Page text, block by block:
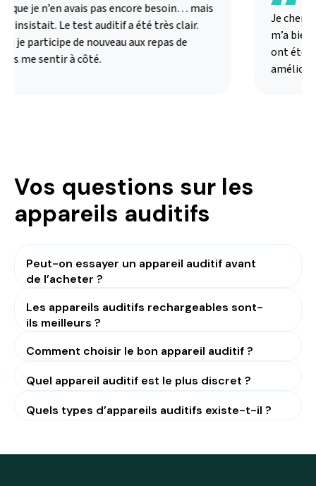
que je n’en avais pas encore besoin… mais
insistait. Le test auditif a été très clair.
je participe de nouveau aux repas de
me sentir à côté.
Je
m’a bien
ont été
amélioré
Vos questions sur les
appareils auditifs
Peut-on essayer un appareil auditif avant
de l’acheter ?
Les appareils auditifs rechargeables sont-
ils meilleurs ?
Comment choisir le bon appareil auditif ?
Quel appareil auditif est le plus discret ?
Quels types d’appareils auditifs existe-t-il ?